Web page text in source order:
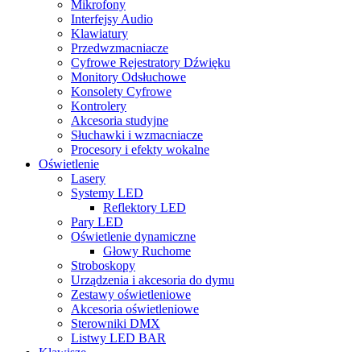
Mikrofony
Interfejsy Audio
Klawiatury
Przedwzmacniacze
Cyfrowe Rejestratory Dźwięku
Monitory Odsłuchowe
Konsolety Cyfrowe
Kontrolery
Akcesoria studyjne
Słuchawki i wzmacniacze
Procesory i efekty wokalne
Oświetlenie
Lasery
Systemy LED
Reflektory LED
Pary LED
Oświetlenie dynamiczne
Głowy Ruchome
Stroboskopy
Urządzenia i akcesoria do dymu
Zestawy oświetleniowe
Akcesoria oświetleniowe
Sterowniki DMX
Listwy LED BAR